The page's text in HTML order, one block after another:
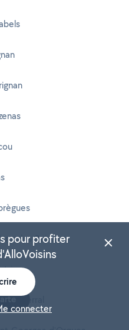
les-Bains
pour profiter
connecter